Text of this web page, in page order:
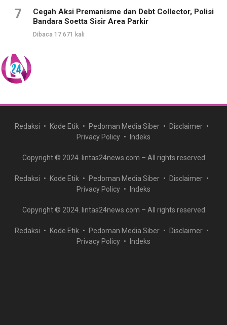
7
Cegah Aksi Premanisme dan Debt Collector, Polisi
Bandara Soetta Sisir Area Parkir
Dibaca 17.671 kali
Redaksi Kode Etik Pedoman Media Siber
Disclaimer
Privacy Policy
Indeks
Copyright © 2024. lintas24news.com – All rights reserved
Redaksi Kode Etik Pedoman Media Siber
Disclaimer
Privacy Policy
Indeks
Copyright © 2024. lintas24news.com – All rights reserved
Redaksi Kode Etik Pedoman Media Siber
Disclaimer
Privacy Policy
Indeks